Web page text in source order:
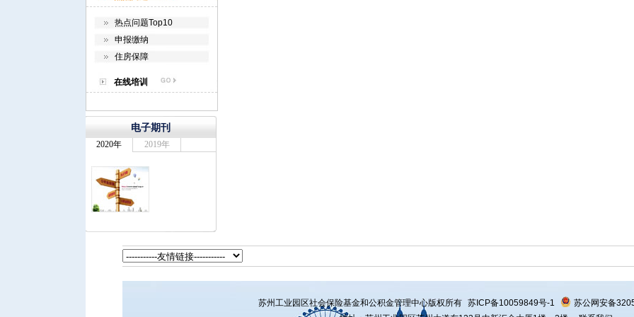
热点问题Top10
申报缴纳
住房保障
在线培训
苏州工业园区社会保险基金和公积金管理中心版权所有 苏ICP备10059849号-1
苏公网安备